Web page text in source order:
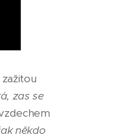
zas se
někdo